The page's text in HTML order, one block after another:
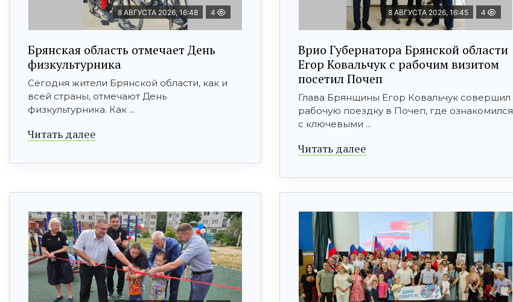
8 АВГУСТА 2026, 16:48 4
Брянская область отмечает День
физкультурника
Сегодня жители Брянской области, как и
всей страны, отмечают День
физкультурника. Как ...
Читать далее
8 АВГУСТА 2026, 16:45 4
Врио Губернатора Брянской области
Егор Ковальчук с рабочим визитом
посетил Почеп
Глава Брянщины Егор Ковальчук совершил
рабочую поездку в Почеп, где ознакомился
с ключевыми ...
Читать далее